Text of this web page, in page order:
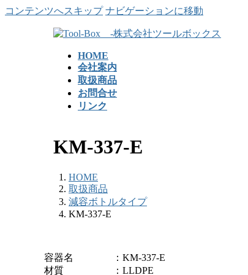
コンテンツへスキップ ナビゲーションに移動
HOME
会社案内
取扱商品
お問合せ
リンク
KM-337-E
HOME
取扱商品
減容ボトルタイプ
KM-337-E
容器名 ：KM-337-E
材質 ：LLDPE